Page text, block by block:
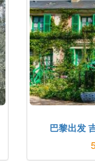
巴黎出发